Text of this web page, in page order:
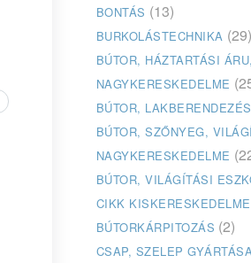
BONTÁS (13)
BURKOLÁSTECHNIKA (29)
BÚTOR, HÁZTARTÁSI
NAGYKERESKEDELME
BÚTOR,
BÚTOR, SZŐNYEG,
NAGYKERESKEDELME
BÚTOR, VILÁGÍTÁSI
CIKK KISKERESKEDELME
BÚTORKÁRPITOZÁS (2)
CSAP, SZELEP